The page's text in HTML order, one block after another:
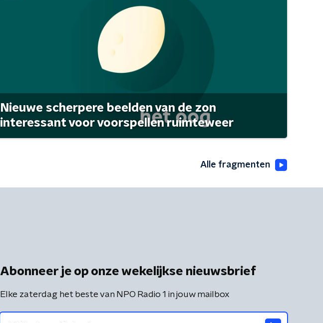
Nieuwe scherpere beelden van de zon
interessant voor voorspellen ruimteweer
Alle fragmenten
Abonneer je op onze wekelijkse nieuwsbrief
Elke zaterdag het beste van NPO Radio 1 in jouw mailbox